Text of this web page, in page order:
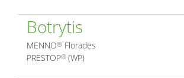
Botrytis
MENNO®Florades
PRESTOP® (WP)